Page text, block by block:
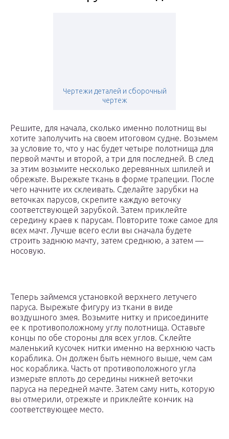
Чертежи деталей и сборочный
чертеж
Решите, для начала, сколько именно полотнищ вы
хотите заполучить на своем итоговом судне. Возьмем
за условие то, что у нас будет четыре полотнища для
первой мачты и второй, а три для последней. В след
за этим возьмите несколько деревянных шпилей и
обрежьте. Вырежьте ткань в форме трапеции. После
чего начните их склеивать. Сделайте зарубки на
веточках парусов, скрепите каждую веточку
соответствующей зарубкой. Затем приклейте
середину краев к парусам. Повторите тоже самое для
всех мачт. Лучше всего если вы сначала будете
строить заднюю мачту, затем среднюю, а затем —
носовую.
Теперь займемся установкой верхнего летучего
паруса. Вырежьте фигуру из ткани в виде
воздушного змея. Возьмите нитку и присоедините
ее к противоположному углу полотнища. Оставьте
концы по обе стороны для всех углов. Склейте
маленький кусочек нитки именно на верхнюю часть
кораблика. Он должен быть немного выше, чем сам
нос кораблика. Часть от противоположного угла
измерьте вплоть до середины нижней веточки
паруса на передней мачте. Затем саму нить, которую
вы отмерили, отрежьте и приклейте кончик на
соответствующее место.